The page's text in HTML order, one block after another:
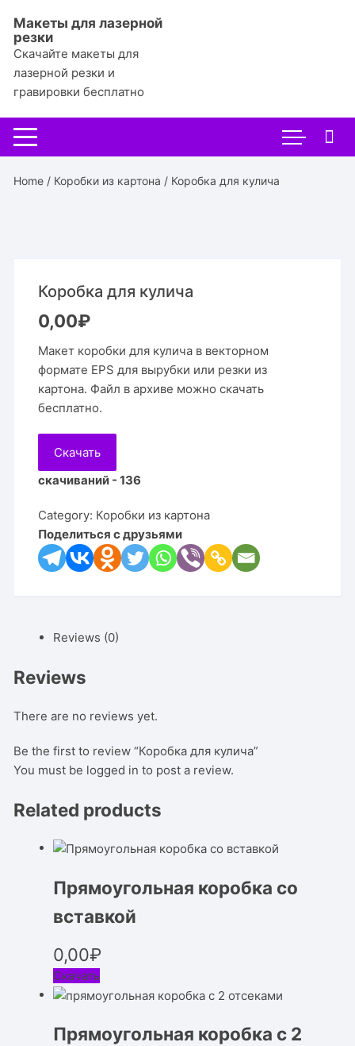
содержимому
Макеты для лазерной
резки
Скачайте макеты для
лазерной резки и
гравировки бесплатно
Home / Коробки из картона / Коробка для кулича
Коробка для кулича
0,00₽
Макет коробки для кулича в векторном
формате EPS для вырубки или резки из
картона. Файл в архиве можно скачать
бесплатно.
Скачать
скачиваний - 136
Category: Коробки из картона
Поделиться с друзьями
Reviews (0)
Reviews
There are no reviews yet.
Be the first to review “Коробка для кулича”
You must be logged in to post a review.
Related products
Прямоугольная коробка со
вставкой
0,00₽
Скачать
Прямоугольная коробка с 2